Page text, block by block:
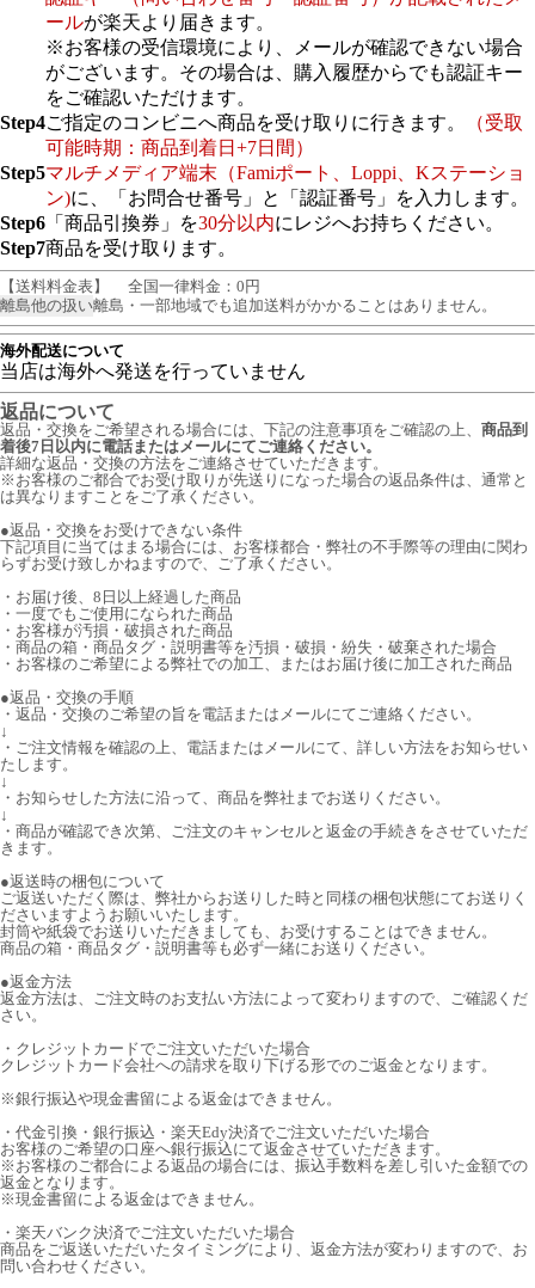
ールが楽天より届きます。
※お客様の受信環境により、メールが確認できない場合
がございます。その場合は、購入履歴からでも認証キー
をご確認いただけます。
Step4ご指定のコンビニへ商品を受け取りに行きます。
（受取
可能時期：商品到着日+7日間）
Step5マルチメディア端末（Famiポート、Loppi、Kステーショ
ン)に、「お問合せ番号」と「認証番号」を入力します。
Step6 「商品引換券」を30分以内にレジへお持ちください。
Step7商品を受け取ります。
【送料料金表】
全国一律料金：0円
離島他の扱い離島・一部地域でも追加送料がかかることはありません。
海外配送について
当店は海外へ発送を行っていません
返品について
返品・交換をご希望される場合には、下記の注意事項をご確認の上、 商品到
着後7日以内に電話またはメールにてご連絡ください。
詳細な返品・交換の方法をご連絡させていただきます。
※お客様のご都合でお受け取りが先送りになった場合の返品条件は、通常と
は異なりますことをご了承ください。
●返品・交換をお受けできない条件
下記項目に当てはまる場合には、お客様都合・弊社の不手際等の理由に関わ
らずお受け致しかねますので、ご了承ください。
・お届け後、8日以上経過した商品
・一度でもご使用になられた商品
・お客様が汚損・破損された商品
・商品の箱・商品タグ・説明書等を汚損・破損・紛失・破棄された場合
・お客様のご希望による弊社での加工、またはお届け後に加工された商品
●返品・交換の手順
・返品・交換のご希望の旨を電話またはメールにてご連絡ください。
↓
・ご注文情報を確認の上、電話またはメールにて、詳しい方法をお知らせい
たします。
↓
・お知らせした方法に沿って、商品を弊社までお送りください。
↓
・商品が確認でき次第、ご注文のキャンセルと返金の手続きをさせていただ
きます。
●返送時の梱包について
ご返送いただく際は、弊社からお送りした時と同様の梱包状態にてお送りく
ださいますようお願いいたします。
封筒や紙袋でお送りいただきましても、お受けすることはできません。
商品の箱・商品タグ・説明書等も必ず一緒にお送りください。
●返金方法
返金方法は、ご注文時のお支払い方法によって変わりますので、ご確認くだ
さい。
・クレジットカードでご注文いただいた場合
クレジットカード会社への請求を取り下げる形でのご返金となります。
※銀行振込や現金書留による返金はできません。
・代金引換・銀行振込・楽天Edy決済でご注文いただいた場合
お客様のご希望の口座へ銀行振込にて返金させていただきます。
※お客様のご都合による返品の場合には、振込手数料を差し引いた金額での
返金となります。
※現金書留による返金はできません。
・楽天バンク決済でご注文いただいた場合
商品をご返送いただいたタイミングにより、返金方法が変わりますので、お
問い合わせください。